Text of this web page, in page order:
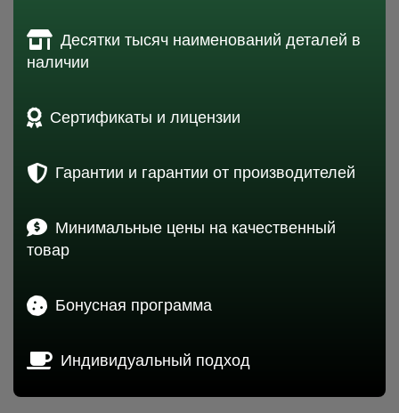
Десятки тысяч наименований деталей в
наличии
Сертификаты и лицензии
Гарантии и гарантии от производителей
Минимальные цены на качественный
товар
Бонусная программа
Индивидуальный подход